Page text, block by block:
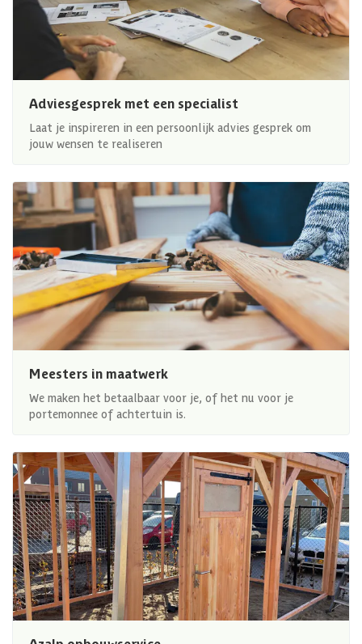
Adviesgesprek met een specialist
Laat je inspireren in een persoonlijk advies gesprek om
jouw wensen te realiseren
Meesters in maatwerk
We maken het betaalbaar voor je, of het nu voor je
portemonnee of achtertuin is.